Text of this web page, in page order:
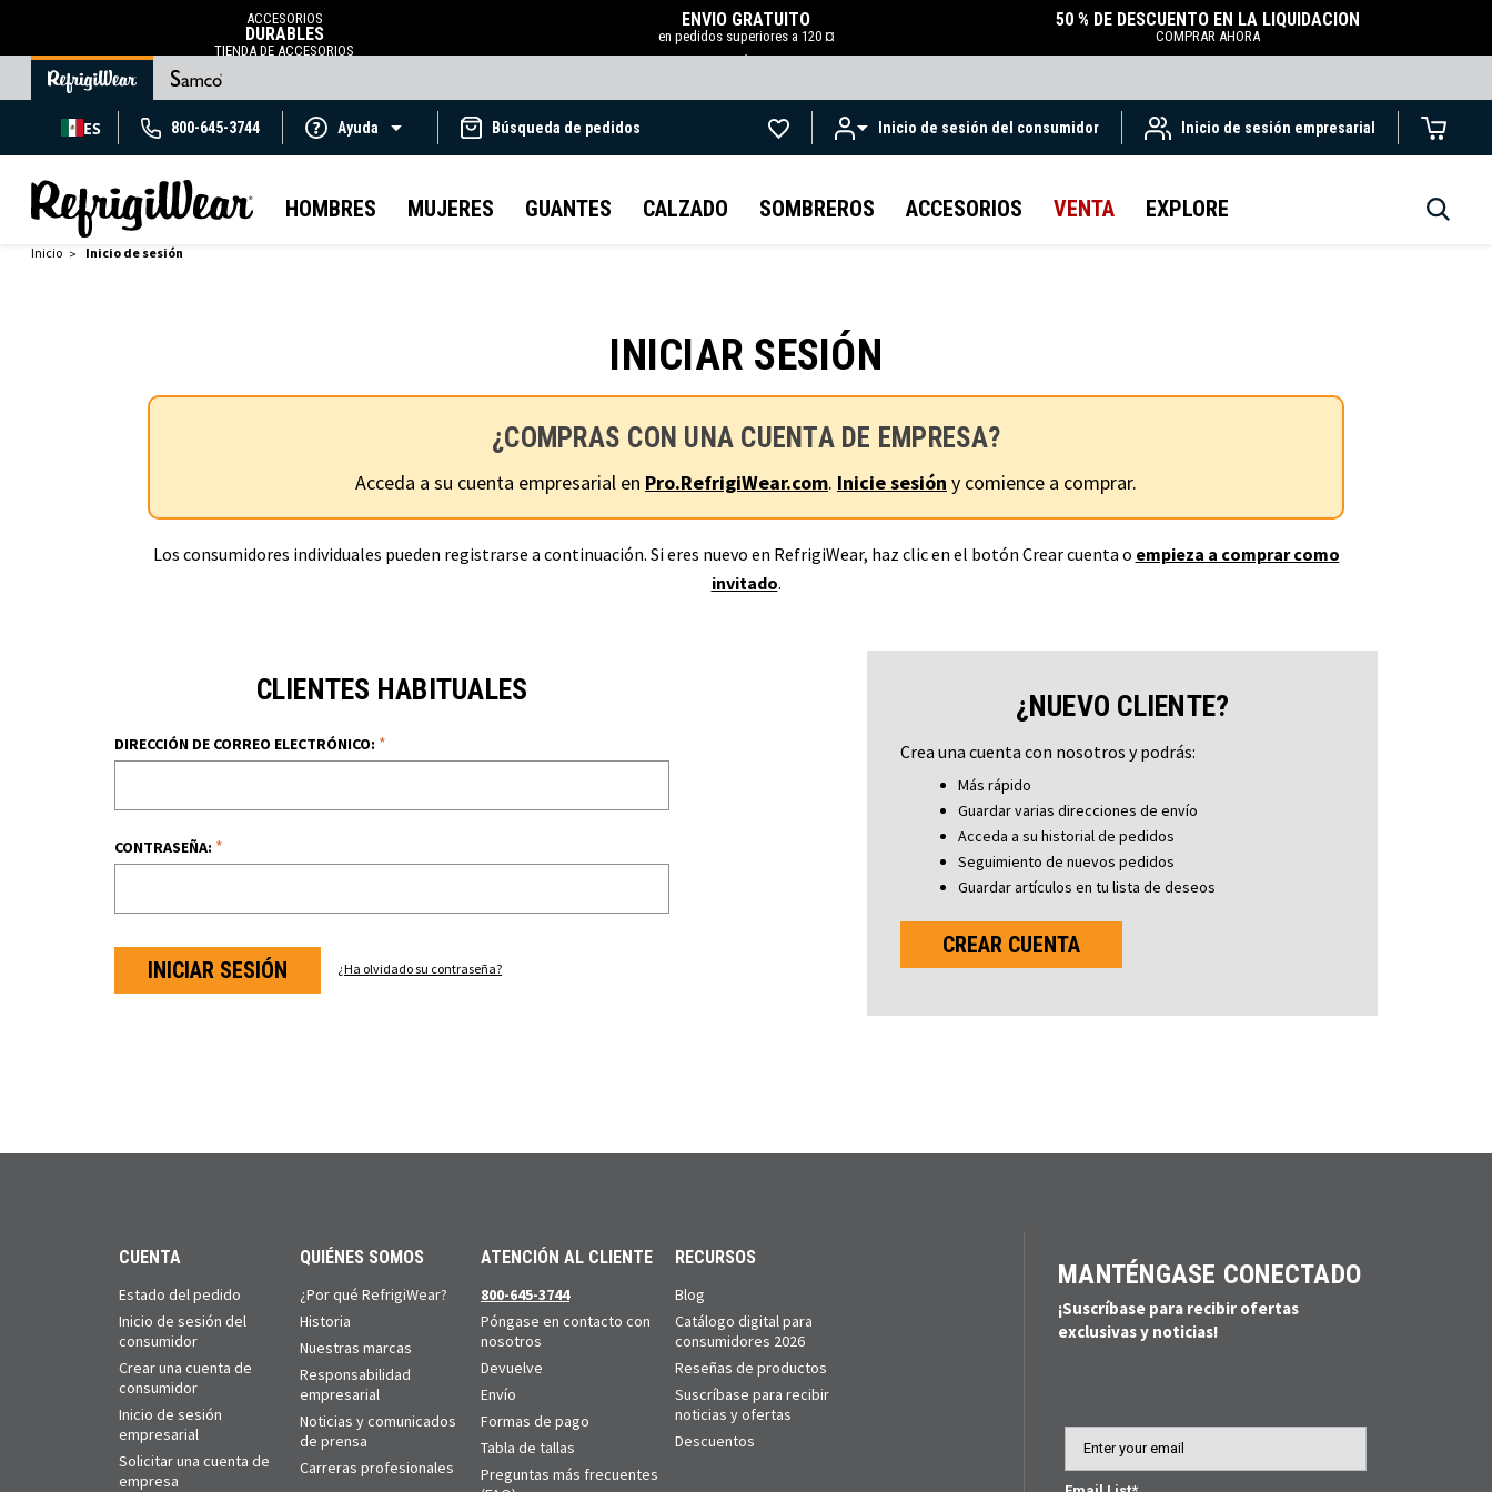
ACCESORIOS
DURABLES
TIENDA DE ACCESORIOS
ENVÍO GRATUITO
en pedidos superiores a 120 ¤
.
50 % DE DESCUENTO EN LA LIQUIDACIÓN
COMPRAR AHORA
ES 800-645-3744 Ayuda Búsqueda de pedidos Inicio de sesión del consumidor Inicio de sesión empresarial
HOMBRES MUJERES GUANTES CALZADO SOMBREROS ACCESORIOS VENTA EXPLORE
Inicio Inicio de sesión
INICIAR SESIÓN
¿COMPRAS CON UNA CUENTA DE EMPRESA?
Acceda a su cuenta empresarial en Pro.RefrigiWear.com. Inicie sesión y comience a comprar.
Los consumidores individuales pueden registrarse a continuación. Si eres nuevo en RefrigiWear, haz clic en el botón Crear cuenta o empieza a comprar como
invitado.
CLIENTES HABITUALES
DIRECCIÓN DE CORREO ELECTRÓNICO: *
CONTRASEÑA: *
¿Ha olvidado su contraseña?
¿NUEVO CLIENTE?
Crea una cuenta con nosotros y podrás:
Más rápido
Guardar varias direcciones de envío
Acceda a su historial de pedidos
Seguimiento de nuevos pedidos
Guardar artículos en tu lista de deseos
CREAR CUENTA
CUENTA
Estado del pedido
Inicio de sesión del
consumidor
Crear una cuenta de
consumidor
Inicio de sesión
empresarial
Solicitar una cuenta de
empresa
QUIÉNES SOMOS
¿Por qué RefrigiWear?
Historia
Nuestras marcas
Responsabilidad
empresarial
Noticias y comunicados
de prensa
Carreras profesionales
ATENCIÓN AL CLIENTE
800-645-3744
Póngase en contacto con
nosotros
Devuelve
Envío
Formas de pago
Tabla de tallas
Preguntas más frecuentes
RECURSOS
Blog
Catálogo digital para
consumidores 2026
Reseñas de productos
Suscríbase para recibir
noticias y ofertas
Descuentos
MANTÉNGASE CONECTADO
¡Suscríbase para recibir ofertas
exclusivas y noticias!